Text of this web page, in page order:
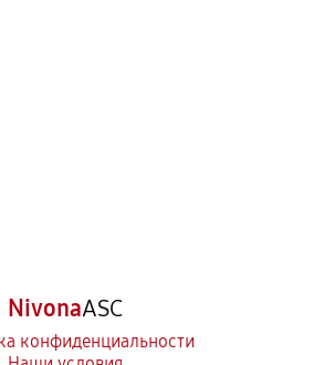
NivonaASC
конфиденциальности